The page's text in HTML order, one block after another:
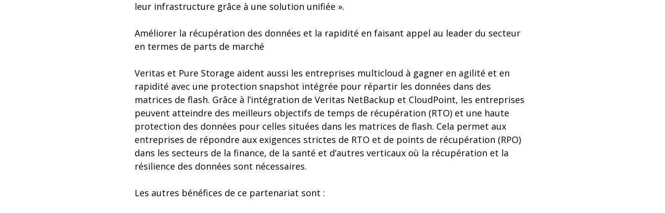
leur infrastructure grâce à une solution unifiée ».
Améliorer la récupération des données et la rapidité en faisant appel au leader du secteur
en termes de parts de marché
Veritas et Pure Storage aident aussi les entreprises multicloud à gagner en agilité et en
rapidité avec une protection snapshot intégrée pour répartir les données dans des
matrices de flash. Grâce à l’intégration de Veritas NetBackup et CloudPoint, les entreprises
peuvent atteindre des meilleurs objectifs de temps de récupération (RTO) et une haute
protection des données pour celles situées dans les matrices de flash. Cela permet aux
entreprises de répondre aux exigences strictes de RTO et de points de récupération (RPO)
dans les secteurs de la finance, de la santé et d’autres verticaux où la récupération et la
résilience des données sont nécessaires.
Les autres bénéfices de ce partenariat sont :